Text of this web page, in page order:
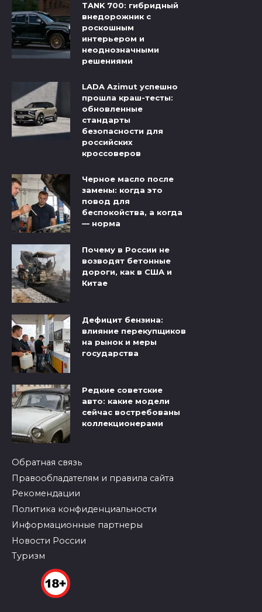
TANK 700: гибридный
внедорожник с
роскошным
интерьером и
неоднозначными
решениями
LADA Azimut успешно
прошла краш-тесты:
обновленные
стандарты
безопасности для
российских
кроссоверов
Черное масло после
замены: когда это
повод для
беспокойства, а когда
— норма
Почему в России не
возводят бетонные
дороги, как в США и
Китае
Дефицит бензина:
влияние перекупщиков
на рынок и меры
государства
Редкие советские
авто: какие модели
сейчас востребованы
коллекционерами
Обратная связь
Правообладателям и правила сайта
Рекомендации
Политика конфиденциальности
Информационные партнеры
Новости России
Туризм